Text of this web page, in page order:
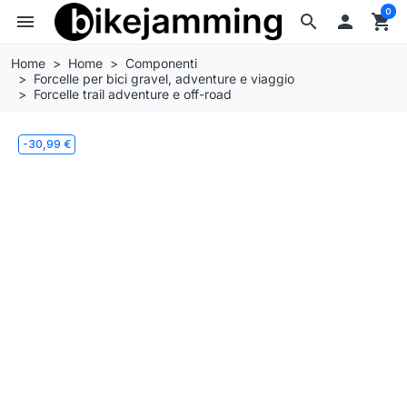
search
menu  shopping_cart
0
Home Home
Componenti
Forcelle per bici gravel, adventure e viaggio
Forcelle trail adventure e off-road
-30,99 €